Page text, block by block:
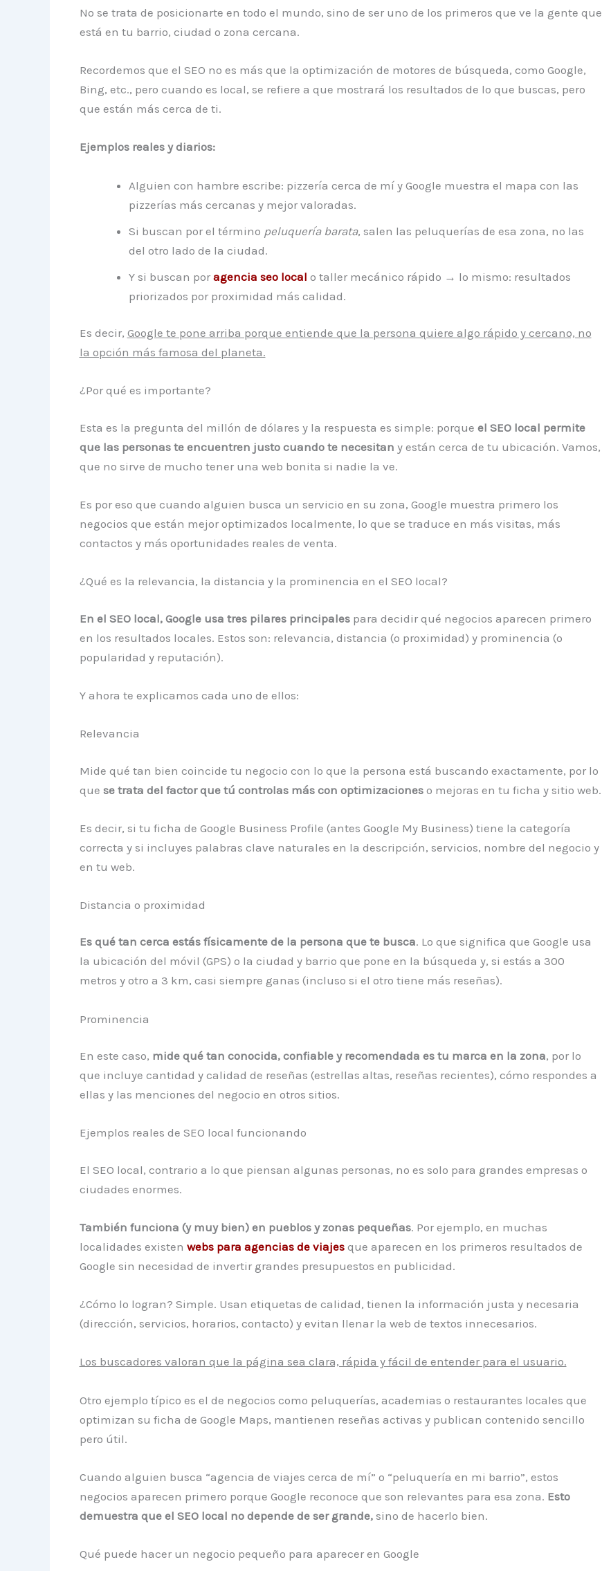
No se trata de posicionarte en todo el mundo, sino de ser uno de los primeros que ve la gente que
está en tu barrio, ciudad o zona cercana.
Recordemos que el SEO no es más que la optimización de motores de búsqueda, como Google,
Bing, etc., pero cuando es local, se refiere a que mostrará los resultados de lo que buscas, pero
que están más cerca de ti.
Ejemplos reales y diarios:
Alguien con hambre escribe: pizzería cerca de mí y Google muestra el mapa con las
pizzerías más cercanas y mejor valoradas.
Si buscan por el término peluquería barata, salen las peluquerías de esa zona, no las
del otro lado de la ciudad.
Y si buscan por agencia seo local o taller mecánico rápido → lo mismo: resultados
priorizados por proximidad más calidad.
Es decir, Google te pone arriba porque entiende que la persona quiere algo rápido y cercano, no
la opción más famosa del planeta.
¿Por qué es importante?
Esta es la pregunta del millón de dólares y la respuesta es simple: porque el SEO local permite
que las personas te encuentren justo cuando te necesitan y están cerca de tu ubicación. Vamos,
que no sirve de mucho tener una web bonita si nadie la ve.
Es por eso que cuando alguien busca un servicio en su zona, Google muestra primero los
negocios que están mejor optimizados localmente, lo que se traduce en más visitas, más
contactos y más oportunidades reales de venta.
¿Qué es la relevancia, la distancia y la prominencia en el SEO local?
En el SEO local, Google usa tres pilares principalespara decidir qué negocios aparecen primero
en los resultados locales. Estos son: relevancia, distancia (o proximidad) y prominencia (o
popularidad y reputación).
Y ahora te explicamos cada uno de ellos:
Relevancia
Mide qué tan bien coincide tu negocio con lo que la persona está buscando exactamente, por lo
que se trata del factor que tú controlas más con optimizaciones o mejoras en tu ficha y sitio web.
Es decir, si tu ficha de Google Business Profile (antes Google My Business) tiene la categoría
correcta y si incluyes palabras clave naturales en la descripción, servicios, nombre del negocio y
en tu web.
Distancia o proximidad
Es qué tan cerca estás físicamente de la persona que te busca. Lo que significa que Google usa
la ubicación del móvil (GPS) o la ciudad y barrio que pone en la búsqueda y, si estás a 300
metros y otro a 3 km, casi siempre ganas (incluso si el otro tiene más reseñas).
Prominencia
En este caso, mide qué tan conocida, confiable y recomendada es tu marca en la zona, por lo
que incluye cantidad y calidad de reseñas (estrellas altas, reseñas recientes), cómo respondes a
ellas y las menciones del negocio en otros sitios.
Ejemplos reales de SEO local funcionando
El SEO local, contrario a lo que piensan algunas personas, no es solo para grandes empresas o
ciudades enormes.
También funciona (y muy bien) en pueblos y zonas pequeñas. Por ejemplo, en muchas
localidades existen webs para agencias de viajesque aparecen en los primeros resultados de
Google sin necesidad de invertir grandes presupuestos en publicidad.
¿Cómo lo logran? Simple. Usan etiquetas de calidad, tienen la información justa y necesaria
(dirección, servicios, horarios, contacto) y evitan llenar la web de textos innecesarios.
Los buscadores valoran que la página sea clara, rápida y fácil de entender para el usuario.
Otro ejemplo típico es el de negocios como peluquerías, academias o restaurantes locales que
optimizan su ficha de Google Maps, mantienen reseñas activas y publican contenido sencillo
pero útil.
Cuando alguien busca “agencia de viajes cerca de mí” o “peluquería en mi barrio”, estos
negocios aparecen primero porque Google reconoce que son relevantes para esa zona. Esto
demuestra que el SEO local no depende de ser grande, sino de hacerlo bien.
Qué puede hacer un negocio pequeño para aparecer en Google